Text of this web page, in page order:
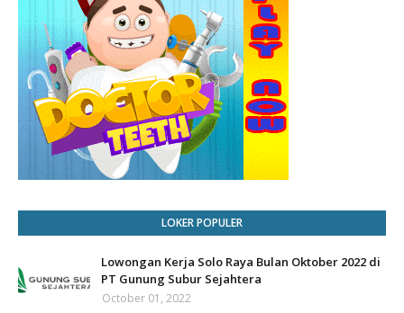
LOKER POPULER
Lowongan Kerja Solo Raya Bulan Oktober 2022 di
PT Gunung Subur Sejahtera
October 01, 2022